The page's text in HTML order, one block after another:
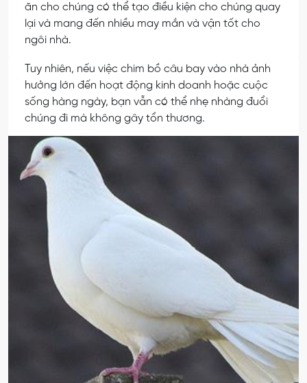
ăn cho chúng có thể tạo điều kiện cho chúng quay
lại và mang đến nhiều may mắn và vận tốt cho
ngôi nhà.
Tuy nhiên, nếu việc chim bồ câu bay vào nhà ảnh
hưởng lớn đến hoạt động kinh doanh hoặc cuộc
sống hàng ngày, bạn vẫn có thể nhẹ nhàng đuổi
chúng đi mà không gây tổn thương.